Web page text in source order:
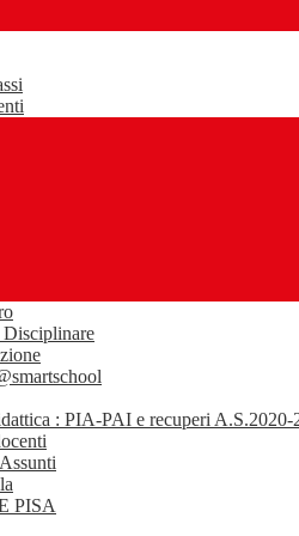
: PIA-PAI e recuperi A.S.2020-
PISA